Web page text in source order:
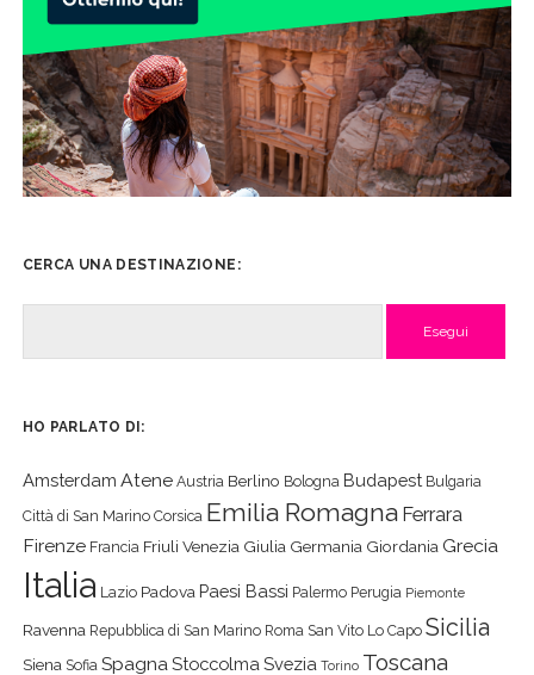
CERCA UNA DESTINAZIONE:
HO PARLATO DI:
Amsterdam Atene Austria Berlino Bologna Budapest Bulgaria
Città di San Marino Corsica Emilia Romagna Ferrara
Firenze Francia Friuli Venezia Giulia Germania Giordania Grecia
Italia Lazio Padova Paesi Bassi Palermo Perugia Piemonte
Ravenna Repubblica di San Marino Roma San Vito Lo Capo Sicilia
Siena Sofia SpagnaStoccolma Svezia Torino Toscana